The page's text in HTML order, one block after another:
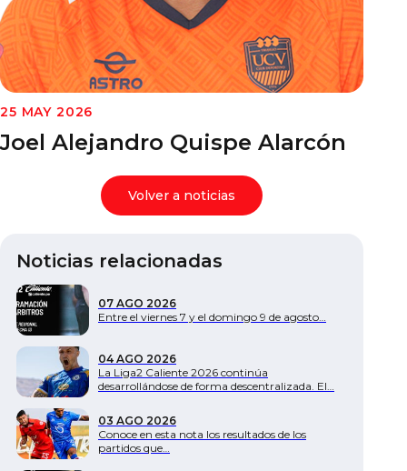
Documentos
25 MAY 2026
Joel Alejandro Quispe Alarcón
Volver a noticias
Noticias relacionadas
07 AGO 2026
Entre el viernes 7 y el domingo 9 de agosto…
04 AGO 2026
La Liga2 Caliente 2026 continúa
desarrollándose de forma descentralizada. El…
03 AGO 2026
Conoce en esta nota los resultados de los
partidos que…